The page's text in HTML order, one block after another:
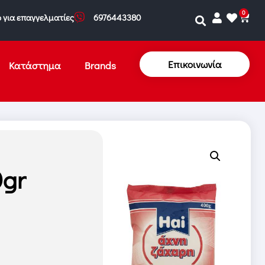
επαγγελματίες 6976443380 0
Κατάστημα Brands Επικοινωνία